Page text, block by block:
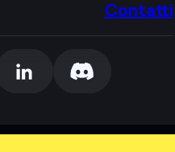
Contatti